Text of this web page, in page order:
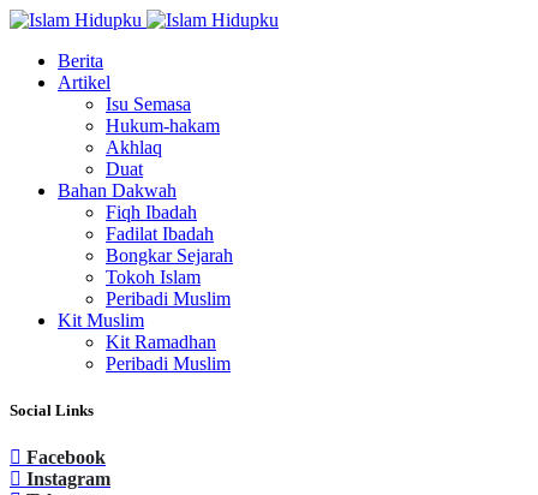
Berita
Artikel
Isu Semasa
Hukum-hakam
Akhlaq
Duat
Bahan Dakwah
Fiqh Ibadah
Fadilat Ibadah
Bongkar Sejarah
Tokoh Islam
Peribadi Muslim
Kit Muslim
Kit Ramadhan
Peribadi Muslim
Social Links
Facebook
Instagram